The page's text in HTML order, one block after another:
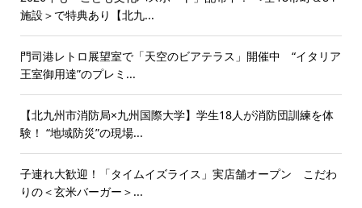
施設＞で特典あり【北九...
門司港レトロ展望室で「天空のビアテラス」開催中 “イタリア
王室御用達”のプレミ...
【北九州市消防局×九州国際大学】学生18人が消防団訓練を体
験！ “地域防災”の現場...
子連れ大歓迎！「タイムイズライス」実店舗オープン こだわ
りの＜玄米バーガー＞...